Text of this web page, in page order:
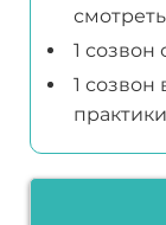
1 созвон
1 созвон